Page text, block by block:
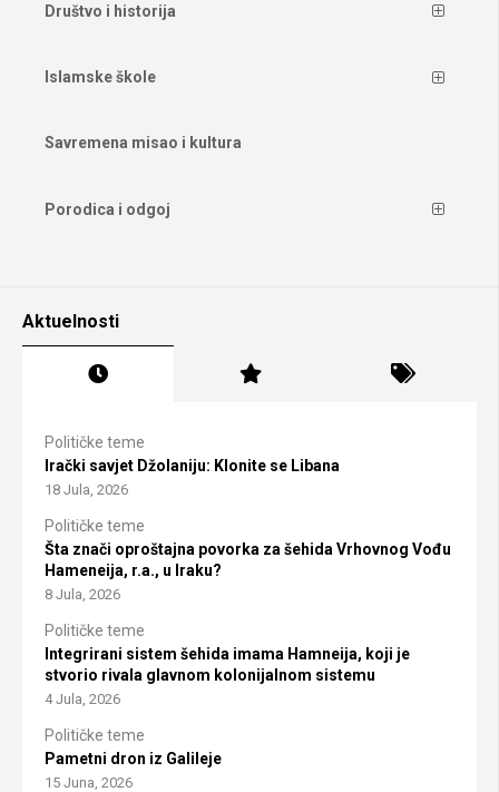
Društvo i historija
Islamske škole
Savremena misao i kultura
Porodica i odgoj
Aktuelnosti
Političke teme
Irački savjet Džolaniju: Klonite se Libana
18 Jula, 2026
Političke teme
Šta znači oproštajna povorka za šehida Vrhovnog Vođu
Hameneija, r.a., u Iraku?
8 Jula, 2026
Političke teme
Integrirani sistem šehida imama Hamneija, koji je
stvorio rivala glavnom kolonijalnom sistemu
4 Jula, 2026
Političke teme
Pametni dron iz Galileje
15 Juna, 2026